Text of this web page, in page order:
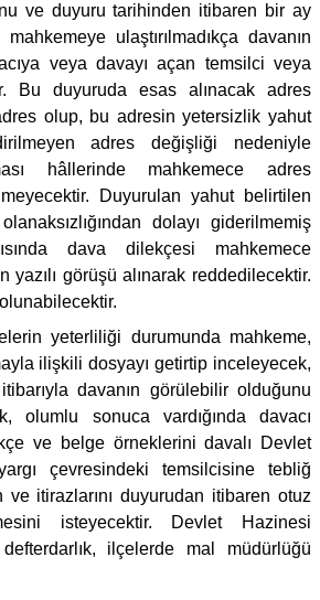
ve duyuru tarihinden itibaren bir ay
ulaştırılmadıkça davanın
veya davayı açan temsilci veya
Bu duyuruda esas alınacak adres
olup, bu adresin yetersizlik yahut
adres değişliği nedeniyle
hâllerinde mahkemece adres
Duyurulan yahut belirtilen
dolayı giderilmemiş
dava dilekçesi mahkemece
yazılı görüşü alınarak reddedilecektir.
yeterliliği durumunda mahkeme,
ilişkili dosyayı getirtip inceleyecek,
davanın görülebilir olduğunu
olumlu sonuca vardığında davacı
ve belge örneklerini davalı Devlet
çevresindeki temsilcisine tebliğ
itirazlarını duyurudan itibaren otuz
isteyecektir. Devlet Hazinesi
ilçelerde mal müdürlüğü